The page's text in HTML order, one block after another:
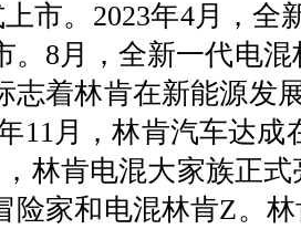
市。2023年4月，全
。8月，全新一代电
志着林肯在新能源发
11月，林肯汽车达
，林肯电混大家族正
险家和电混林肯Z。